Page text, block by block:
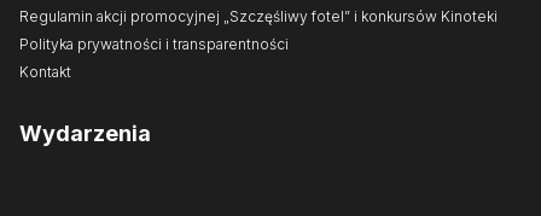
Regulamin akcji promocyjnej „Szczęśliwy fotel” i konkursów Kinoteki
Polityka prywatności i transparentności
Kontakt
Wydarzenia